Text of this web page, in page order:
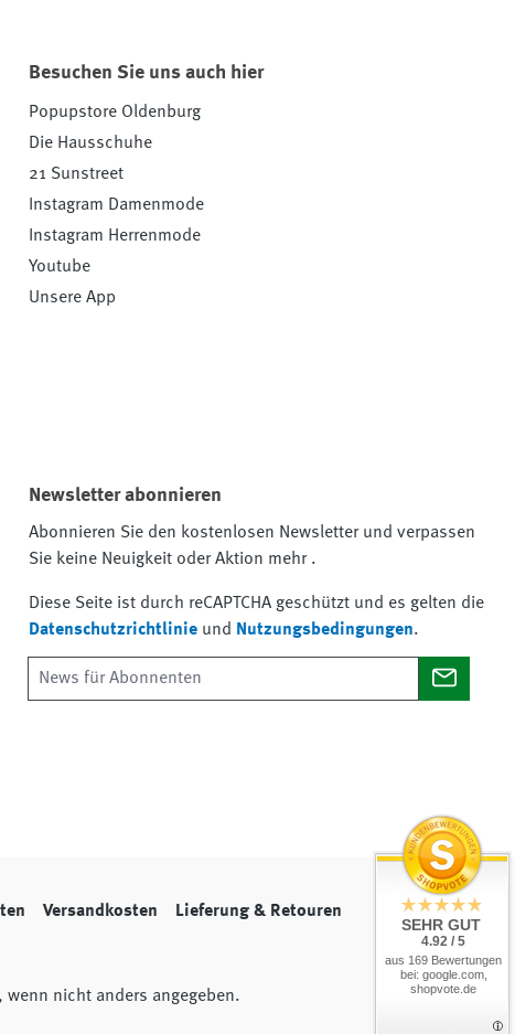
Besuchen Sie uns auch hier
Popupstore Oldenburg
Die Hausschuhe
21 Sunstreet
Instagram Damenmode
Instagram Herrenmode
Youtube
Unsere App
Newsletter abonnieren
Abonnieren Sie den kostenlosen Newsletter und verpassen
Sie keine Neuigkeit oder Aktion mehr .
Diese Seite ist durch reCAPTCHA geschützt und es gelten die
Datenschutzrichtlinieund Nutzungsbedingungen.
Versandkosten Lieferung & Retouren
nicht anders angegeben.
SEHR GUT
4.92 / 5
aus 169 Bewertungen
bei: google.com,
shopvote.de